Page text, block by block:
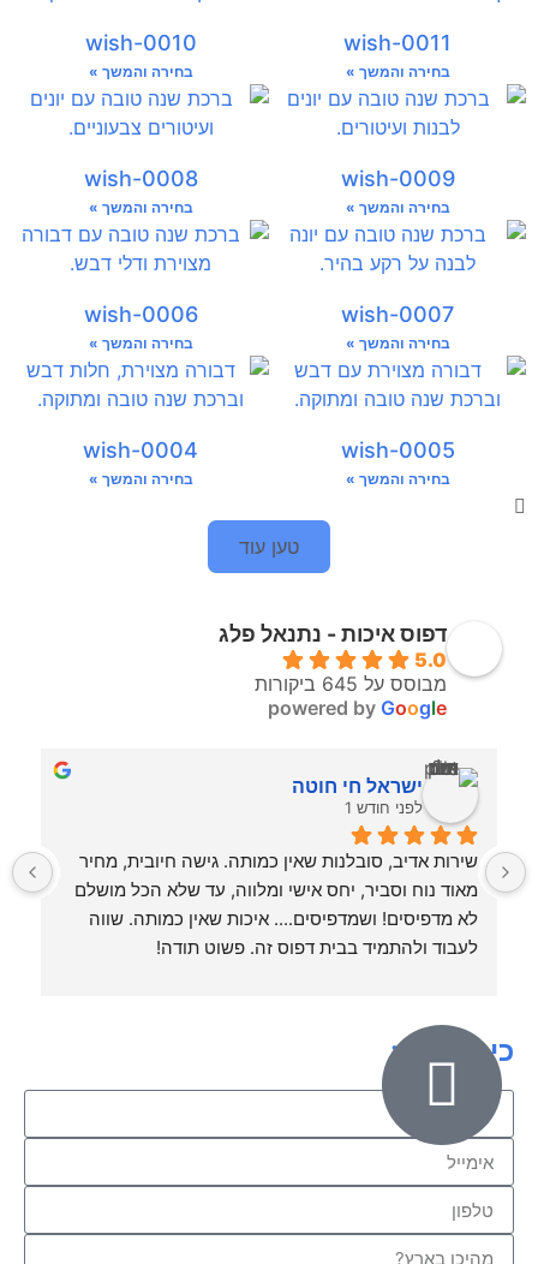
wish-0011
בחירה והמשך »
wish-0010
בחירה והמשך »
wish-0009
בחירה והמשך »
wish-0008
בחירה והמשך »
wish-0007
בחירה והמשך »
wish-0006
בחירה והמשך »
wish-0005
בחירה והמשך »
wish-0004
בחירה והמשך »
טען עוד
דפוס איכות - נתנאל פלג
5.0
מבוסס על 645 ביקורות
powered byGoogl
ישראל חי חוטה
לפני חודש 1
שירות אדיב, סובלנות שאין כמותה. גישה חיובית, מחיר
מאוד נוח וסביר, יחס אישי ומלווה, עד שלא הכל מושלם
לא מדפיסים! ושמדפיסים.... איכות שאין כמותה. שווה
לעבוד ולהתמיד בבית דפוס זה. פשוט תודה!
כיתבו לנו: